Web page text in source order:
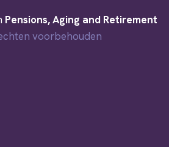
Pensions, Aging and Retirement
voorbehouden